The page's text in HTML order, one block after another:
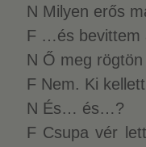
N Milyen erős
F …és bevittem
N Ő meg
F Nem. Ki
N És… és…?
F Csupa vér